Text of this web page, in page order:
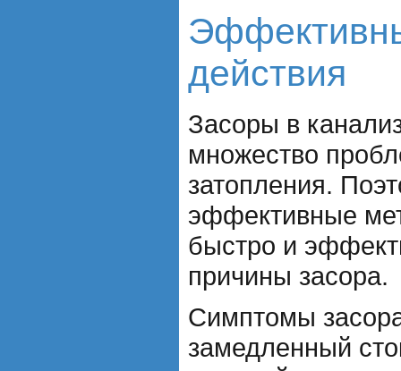
действия
Засоры в
множество
затопления.
эффективные
быстро и
причины засора.
Симптомы
замедленный